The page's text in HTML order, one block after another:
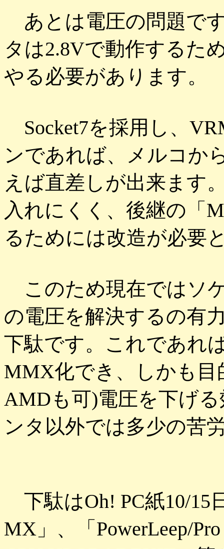
あとは電圧の問題で
タは2.8Vで動作するた
やる必要があります。
Socket7を採用し、
ンであれば、メルコか
えば直差しが出来ます
入れにくく、後継の「
るためには改造が必要
このため現在ではソ
の電圧を解決するの有
下駄です。これであれ
MMX化でき、しかも目
AMDも可)電圧を下げ
ンタ以外では多少の苦
下駄はOh! PC紙10/15
MX」、「PowerLeep/